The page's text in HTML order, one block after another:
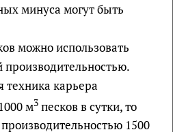
минуса могут быть
можно использовать
техника карьера
м3 песков в сутки, то
1500